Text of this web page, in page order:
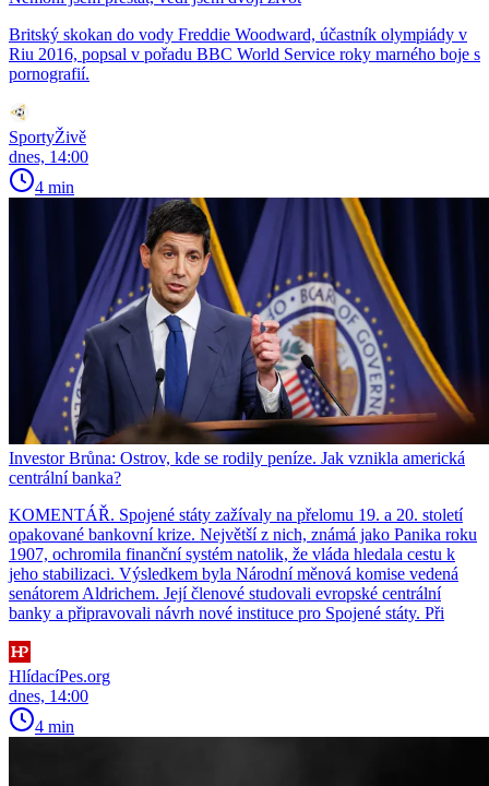
Britský skokan do vody Freddie Woodward, účastník olympiády v
Riu 2016, popsal v pořadu BBC World Service roky marného boje s
pornografií.
SportyŽivě
dnes, 14:00
4 min
Investor Brůna: Ostrov, kde se rodily peníze. Jak vznikla americká
centrální banka?
KOMENTÁŘ. Spojené státy zažívaly na přelomu 19. a 20. století
opakované bankovní krize. Největší z nich, známá jako Panika roku
1907, ochromila finanční systém natolik, že vláda hledala cestu k
jeho stabilizaci. Výsledkem byla Národní měnová komise vedená
senátorem Aldrichem. Její členové studovali evropské centrální
banky a připravovali návrh nové instituce pro Spojené státy. Při
HlídacíPes.org
dnes, 14:00
4 min